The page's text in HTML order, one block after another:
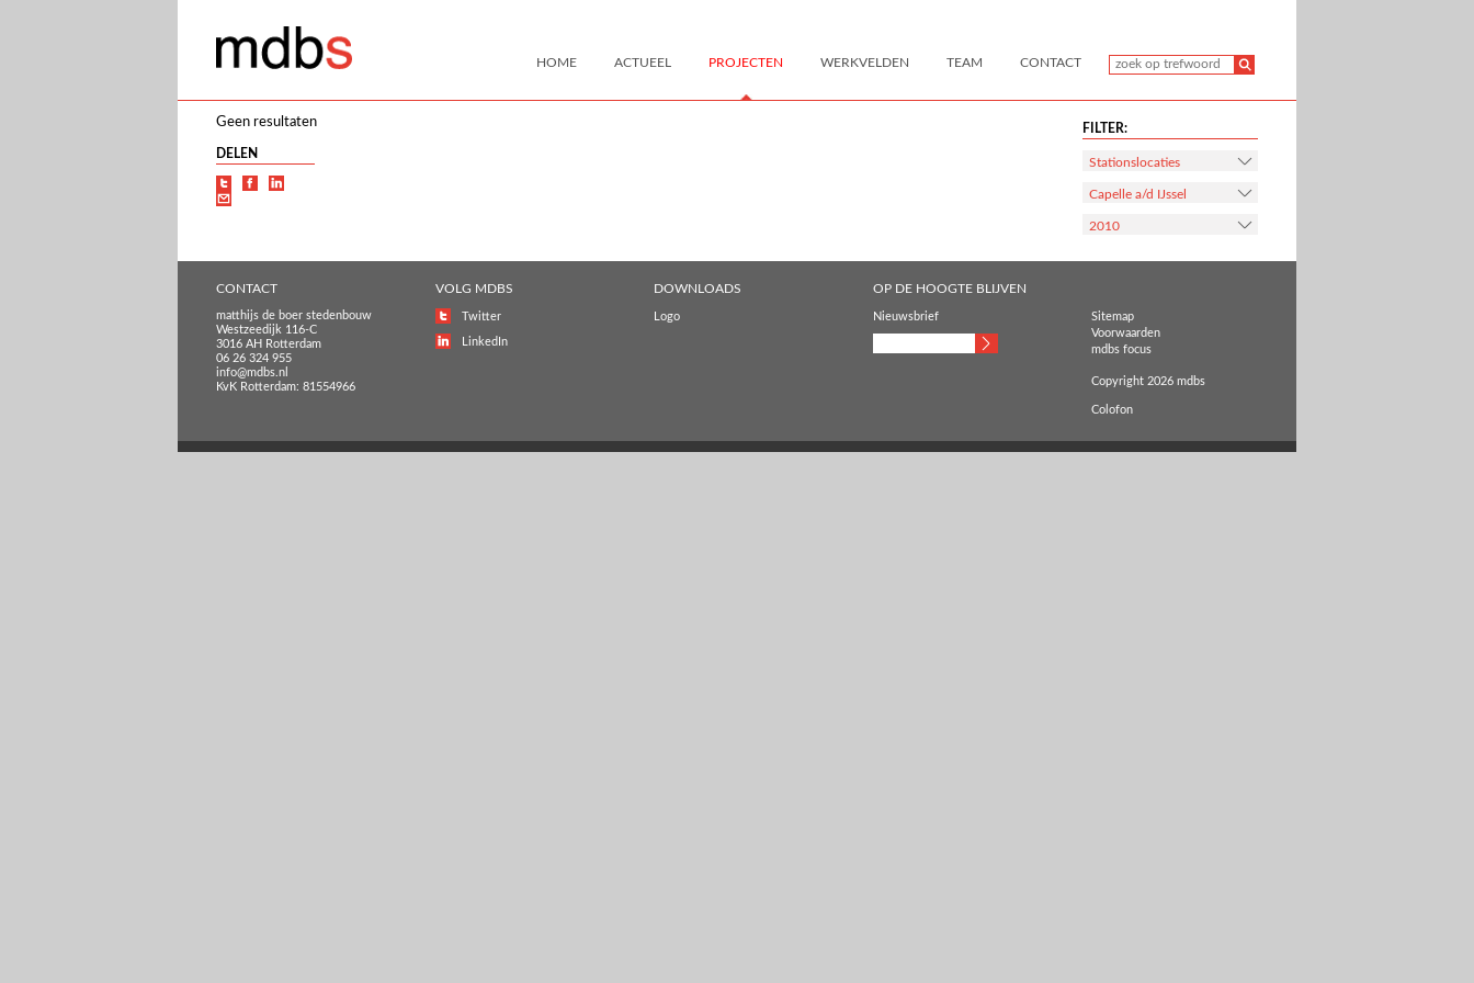
HOME ACTUEEL PROJECTEN WERKVELDEN TEAM CONTACT
Geen resultaten
DELEN
FILTER:
Stationslocaties
Capelle a/d IJssel
2010
CONTACT
matthijs de boer stedenbouw
Westzeedijk 116-C
3016 AH Rotterdam
06 26 324 955
info@mdbs.nl
KvK Rotterdam: 81554966
VOLG MDBS
Twitter
LinkedIn
DOWNLOADS
Logo
OP DE HOOGTE BLIJVEN
Nieuwsbrief
Sitemap
Voorwaarden
mdbs focus
Copyright 2026 mdbs
Colofon